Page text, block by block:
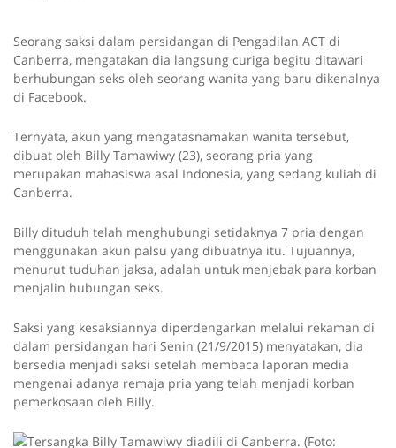
Seorang saksi dalam persidangan di Pengadilan ACT di
Canberra, mengatakan dia langsung curiga begitu ditawari
berhubungan seks oleh seorang wanita yang baru dikenalnya
di Facebook.
Ternyata, akun yang mengatasnamakan wanita tersebut,
dibuat oleh Billy Tamawiwy (23), seorang pria yang
merupakan mahasiswa asal Indonesia, yang sedang kuliah di
Canberra.
Billy dituduh telah menghubungi setidaknya 7 pria dengan
menggunakan akun palsu yang dibuatnya itu. Tujuannya,
menurut tuduhan jaksa, adalah untuk menjebak para korban
menjalin hubungan seks.
Saksi yang kesaksiannya diperdengarkan melalui rekaman di
dalam persidangan hari Senin (21/9/2015) menyatakan, dia
bersedia menjadi saksi setelah membaca laporan media
mengenai adanya remaja pria yang telah menjadi korban
pemerkosaan oleh Billy.